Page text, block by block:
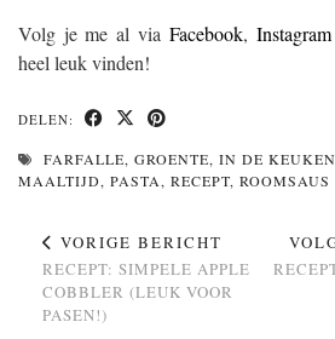
Volg je me al via Facebook,Instagram
heel leuk vinden!
DELEN:
FARFALLE, GROENTE, IN DE KEUKEN
MAALTIJD, PASTA, RECEPT, ROOMSAUS
VORIGE BERICHT
RECEPT: SIMPELE APPLE
COBBLER (LEUK VOOR
PASEN!)